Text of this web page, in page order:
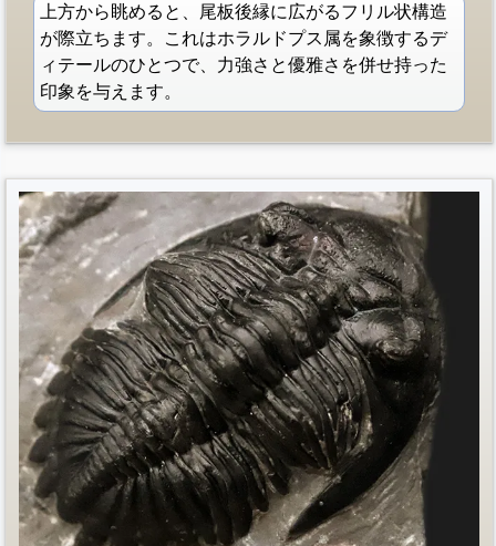
上方から眺めると、尾板後縁に広がるフリル状構造
が際立ちます。これはホラルドプス属を象徴するデ
ィテールのひとつで、力強さと優雅さを併せ持った
印象を与えます。